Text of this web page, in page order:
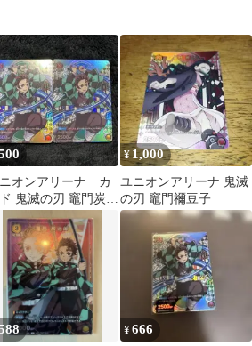
オンアリーナ カ
鬼滅の刃 竈門炭治
2枚
¥1,000
ユニオンアリーナ 鬼滅
の刃 竈門禰豆子
¥666